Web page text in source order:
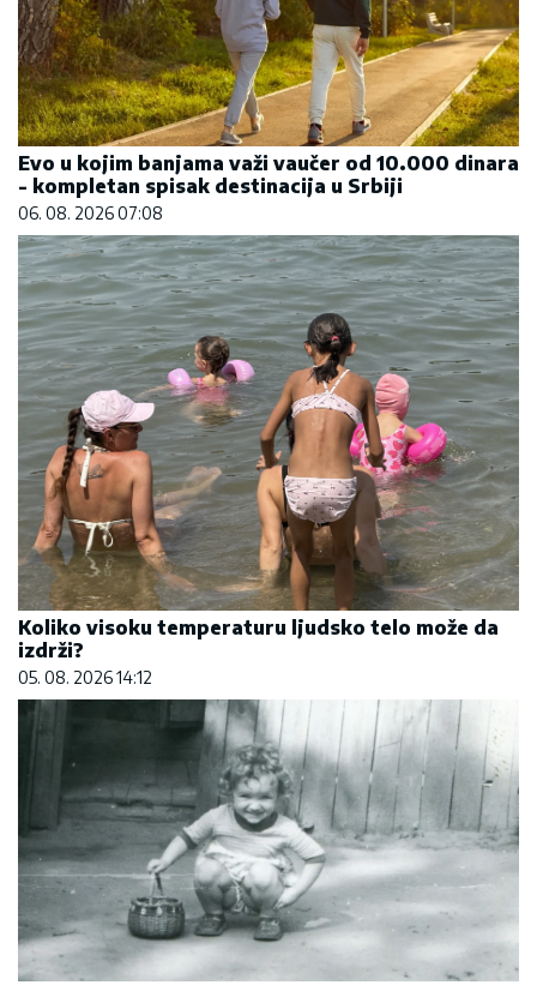
Evo u kojim banjama važi vaučer od 10.000 dinara
- kompletan spisak destinacija u Srbiji
06. 08. 2026 07:08
Koliko visoku temperaturu ljudsko telo može da
izdrži?
05. 08. 2026 14:12